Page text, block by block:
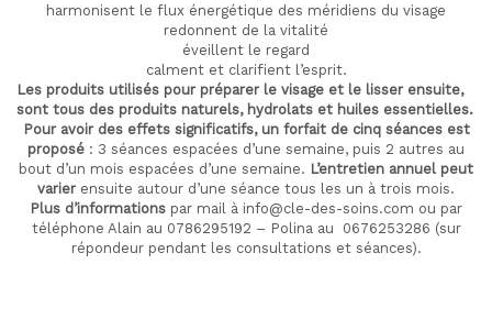
harmonisent le flux énergétique des méridiens du visage
redonnent de la vitalité
éveillent le regard
calment et clarifient l’esprit.
Les produits utilisés pour préparer le visage et le lisser ensuite,
sont tous des produits naturels, hydrolats et huiles essentielles.
Pour avoir des effets significatifs, un forfait de cinq séances est
proposé : 3 séances espacées d’une semaine, puis 2 autres au
bout d’un mois espacées d’une semaine. L’entretien annuel peut
varier ensuite autour d’une séance tous les un à trois mois.
Plus d’informations par mail à info@cle-des-soins.com ou par
téléphone Alain au 0786295192 – Polina au 0676253286 (sur
répondeur pendant les consultations et séances).